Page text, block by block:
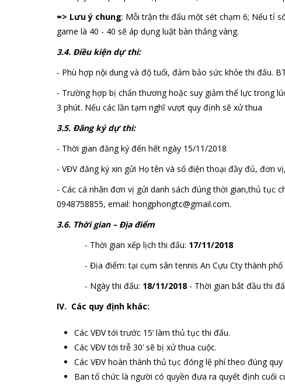
=> Lưu ý chung: Mỗi trận thi đấu một sét chạm 6; Nếu tỉ
game là 40 - 40 sẽ áp dụng luật bàn thắng vàng.
3.4. Điều kiện dự thi:
- Phù hợp nội dung và độ tuổi, đảm bảo sức khỏe thi đấu.
- Trường hợp bị chấn thương hoặc suy giảm thể lực trong
3 phút. Nếu các lần tạm nghĩ vượt quy định sẽ xử thua
3.5. Đăng ký dự thi:
- Thời gian đăng ký đến hết ngày 15/11/2018
- VĐV đăng ký xin gửi Họ tên và số điện thoại đầy đủ, đơn
- Các cá nhân đơn vị gửi danh sách đúng thời gian,thủ tục
0948758855, email: hongphongtc@gmail.com.
3.6. Thời gian – Địa điểm
- Thời gian xếp lịch thi đấu: 17/11/2018
- Địa điểm: tại cụm sân tennis An Cựu Cty thành phố
- Ngày thi đấu: 18/11/2018 - Thời gian bắt đầu thi
IV. Các quy định khác:
Các VĐV tới trước 15’ làm thủ tục thi đấu.
Các VĐV tới trễ 30’ sẽ bị xử thua cuộc.
Các VĐV hoàn thành thủ tục đóng lệ phí theo đúng quy
Ban tổ chức là người có quyền đưa ra quyết định cuối